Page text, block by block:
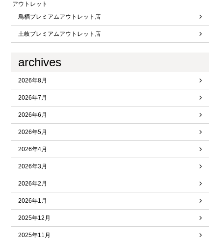
アウトレット
鳥栖プレミアムアウトレット店
土岐プレミアムアウトレット店
archives
2026年8月
2026年7月
2026年6月
2026年5月
2026年4月
2026年3月
2026年2月
2026年1月
2025年12月
2025年11月